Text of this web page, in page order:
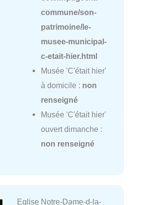
commune/son-
patrimoine/le-
musee-municipal-
c-etait-hier.html
Musée 'C'était hier'
à domicile : non
renseigné
Musée 'C'était hier'
ouvert dimanche :
non renseigné
Eglise Notre-Dame-d-la-